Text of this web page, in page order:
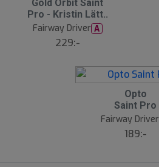
Gold Orbit Saint
Pro - Kristin Lätt..
Fairway Driver A
229:-
Opto
Saint Pro
Fairway Driver
189:-